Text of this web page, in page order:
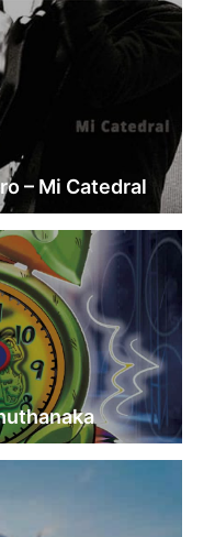
– Mi Catedral